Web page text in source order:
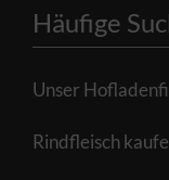
Häufige
Unser
Rindfleisch